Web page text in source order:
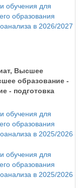
обучения для
образования
в 2026/2027
Высшее
образование -
- подготовка
обучения для
образования
в 2025/2026
обучения для
образования
в 2025/2026